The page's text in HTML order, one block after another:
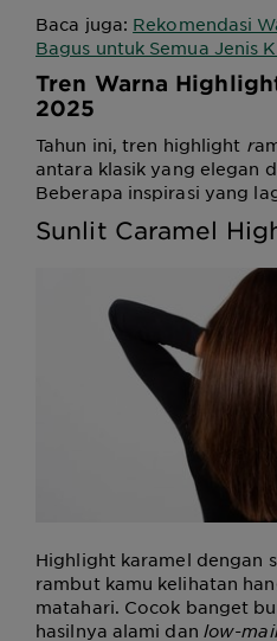
Baca juga: Rekomendasi
Bagus untuk Semua Jenis
Tren Warna
2025
Tahun ini, tren highlight r
antara klasik yang elegan
Beberapa inspirasi yang
Sunlit Caramel
Highlight karamel dengan
rambut kamu kelihatan
matahari. Cocok banget
hasilnya alami dan low-